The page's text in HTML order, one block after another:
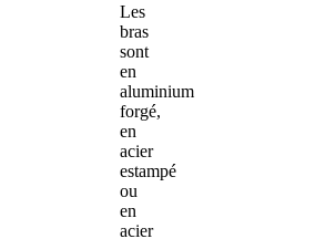
Les
bras
sont
en
aluminium
forgé,
en
acier
estampé
ou
en
acier